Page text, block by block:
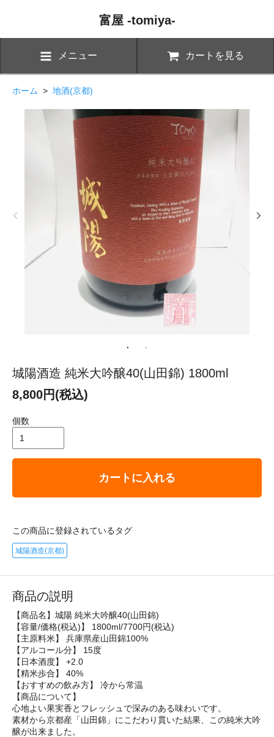
富屋 -tomiya-
メニュー カートを見る
ホーム > 地酒(京都)
城陽酒造 純米大吟醸40(山田錦) 1800ml
8,800円(税込)
個数
カートに入れる
この商品に登録されているタグ
城陽酒造(京都)
商品の説明
【商品名】城陽 純米大吟醸40(山田錦)
【容量/価格(税込)】 1800ml/7700円(税込)
【主原料米】 兵庫県産山田錦100%
【アルコール分】 15度
【日本酒度】 +2.0
【精米歩合】 40%
【おすすめの飲み方】 冷から常温
【商品について】
心地よい果実香とフレッシュで深みのある味わいです。
素材から京都産「山田錦」にこだわり貫いた結果、この純米大吟
醸が出来ました。